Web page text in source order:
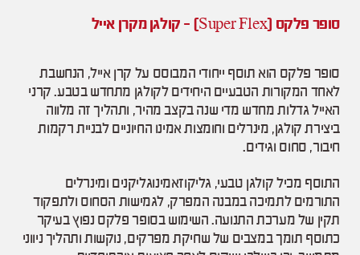
סופר פלקס (Super Flex) - קולגן מקרן אייל
סופר פלקס הוא תוסף ייחודי המבוסס על קרן אייל, הנחשבת
לאחד המקורות הטבעיים היחידים לקולגן מתחדש בטבע. קרני
האייל גדלות מחדש מדי שנה בקצב מהיר, ותהליך זה מלווה
ביצירת קולגן, מינרלים וחומצות אמינו החיוניים לבניית רקמות
חיבור, סחוס וגידים.
התוסף מכיל קולגן טבעי, גליקוזאמינוגליקנים ומינרלים
התורמים לתמיכה במבנה המפרק, לגמישות הסחוס ולתפקוד
תקין של מערכת התנועה. השימוש בסופר פלקס נפוץ בעיקר
כתוסף תומך במצבים של שחיקת מפרקים, נוקשות ותהליך ניווני